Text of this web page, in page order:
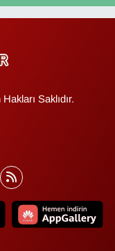
Saklıdır.